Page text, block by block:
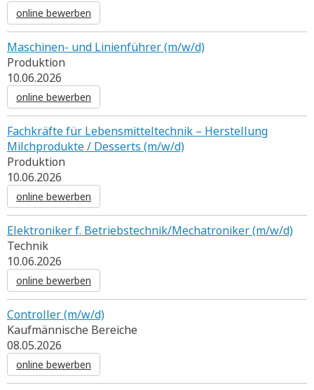
online bewerben
Maschinen- und Linienführer (m/w/d)
Produktion
10.06.2026
online bewerben
Fachkräfte für Lebensmitteltechnik – Herstellung
Milchprodukte / Desserts (m/w/d)
Produktion
10.06.2026
online bewerben
Elektroniker f. Betriebstechnik/Mechatroniker (m/w/d)
Technik
10.06.2026
online bewerben
Controller (m/w/d)
Kaufmännische Bereiche
08.05.2026
online bewerben